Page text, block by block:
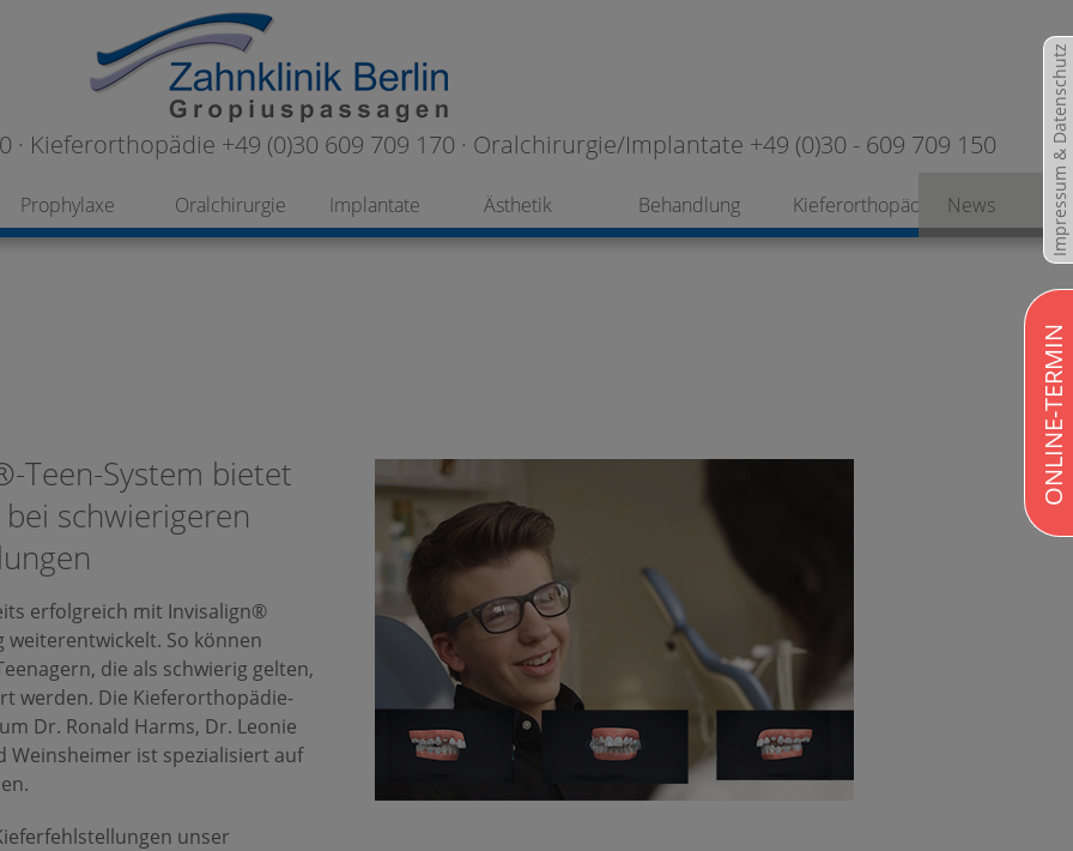
Impressum & Datenschutz
ONLINE-TERMIN
Kieferorthopädie +49 (0)30 609 709 170 · Oralchirurgie/Implantate +49 (0)30 - 609 709 150
Prophylaxe Oralchirurgie Implantate Ästhetik Behandlung Kieferorthopädie News
Teen-System bietet
schwierigeren
erfolgreich mit Invisalign®
So können
die als schwierig gelten,
werden. Die Kieferorthopädie-
Dr. Ronald Harms, Dr. Leonie
Weinsheimer ist spezialisiert auf
unser